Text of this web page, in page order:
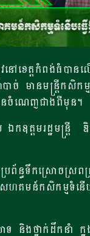
េត្តកំពង់ធំបាន​​
ច់ មានមន្ត្រីកសិ
ានចំណេញជាងពីមុន។
ស់​ ឯកឧត្តមរដ្ឋម
ធទឹកស្រោចស្រព
គមន៍កសិកម្មទំនើ
និងថ្នាក់ដឹកនាំ